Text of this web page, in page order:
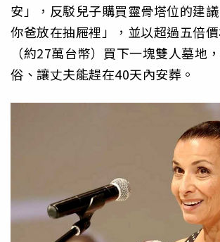
安」，反駁兒子購買靈骨塔位的建
你爸放在抽屜裡」，並以超過五倍
（約27萬台幣）買下一塊雙人墓地
俗、讓丈夫能趕在40天內安葬。